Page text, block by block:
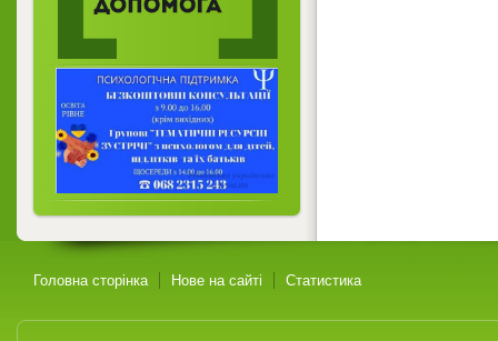
Головна сторінка Нове на сайті Статистика